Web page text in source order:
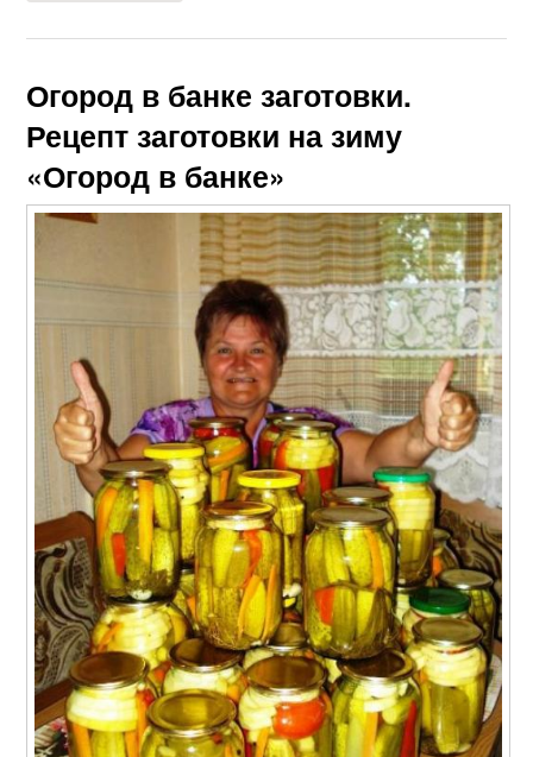
Огород в банке заготовки.
Рецепт заготовки на зиму
«Огород в банке»